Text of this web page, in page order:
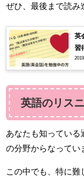
ぜひ、最後まで読み
英
習
英語のリス
あなたも知っている
の分野からなってい
この中でも、特に